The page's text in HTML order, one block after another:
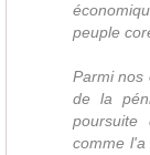
peuple
Parmi nos
de la
poursuite
comme